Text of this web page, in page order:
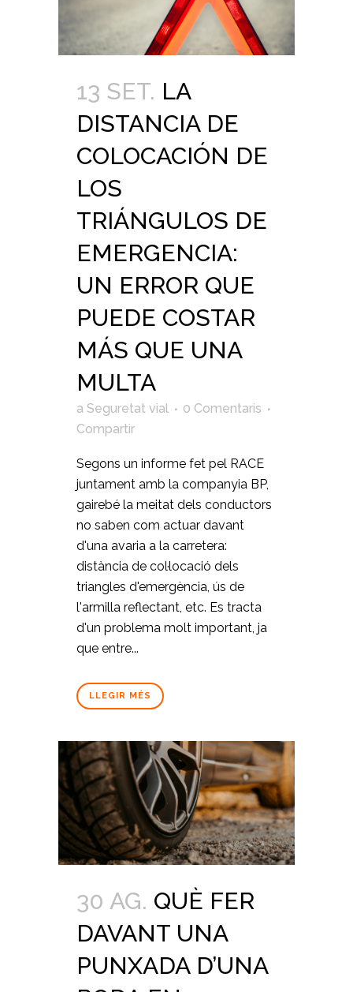
13 SET. LA
DISTANCIA DE
COLOCACIÓN DE
LOS
TRIÁNGULOS DE
EMERGENCIA:
UN ERROR QUE
PUEDE COSTAR
MÁS QUE UNA
MULTA
a Seguretat vial
0 Comentaris
Compartir
Segons un informe fet pel RACE
juntament amb la companyia BP,
gairebé la meitat dels conductors
no saben com actuar davant
d'una avaria a la carretera:
distància de col·locació dels
triangles d'emergència, ús de
l'armilla reflectant, etc. Es tracta
d'un problema molt important, ja
que entre...
LLEGIR MÉS
30 AG. QUÈ FER
DAVANT UNA
PUNXADA D’UNA